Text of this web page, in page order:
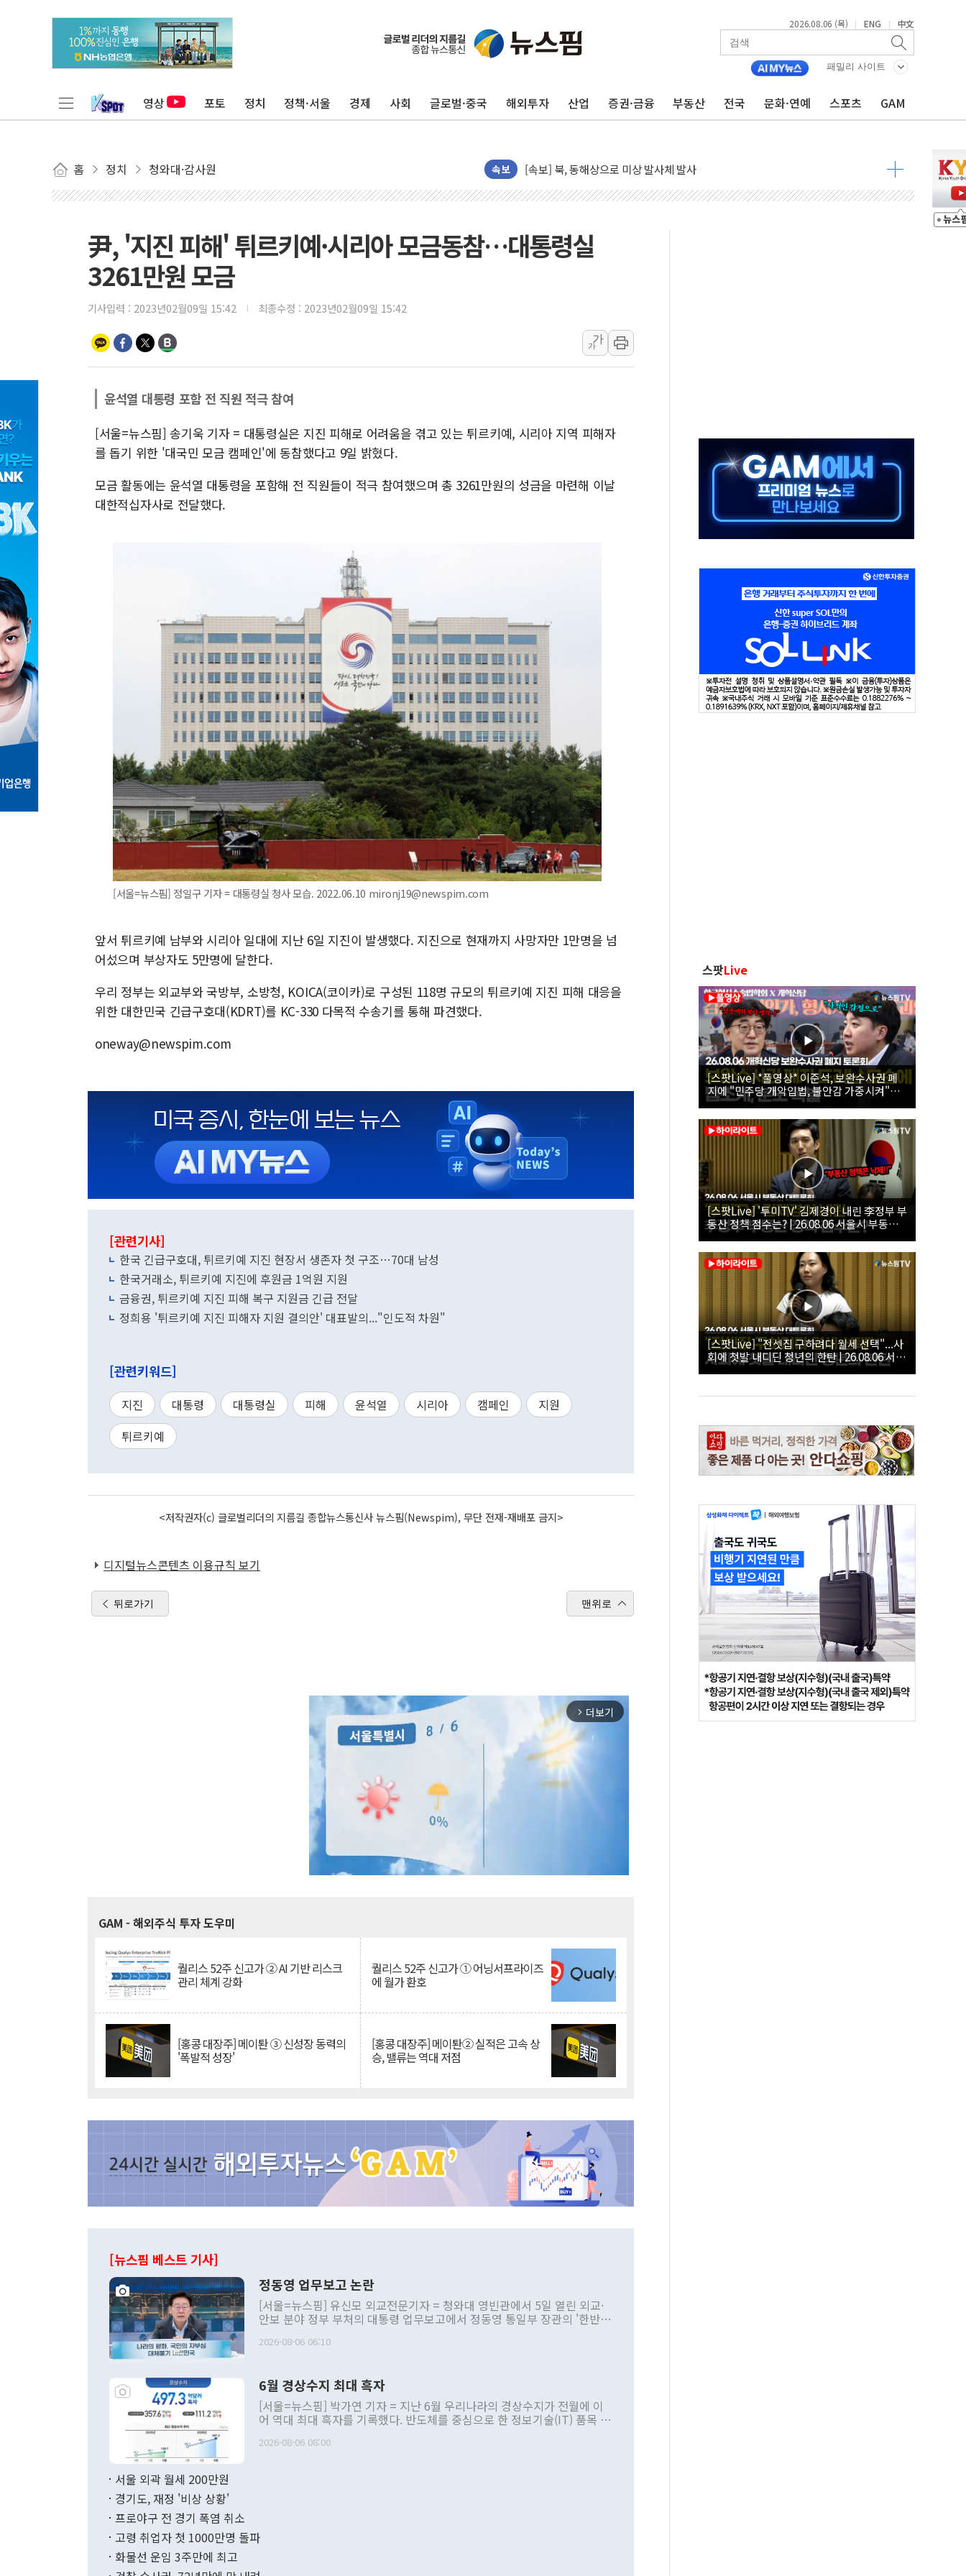
2026.08.06 (목) | ENG | 中文
패밀리 사이트
영상 포토 정치 정책·서울 경제 사회 글로벌·중국 해외투자 산업 증권·금융 부동산 전국 문화·연예 스포츠 GAM
홈 정치 청와대·감사원 속보
[종합] 특검, '양평' 원희룡 2차 조사…'당정대 회의' 한동훈·방기선 수사도 속도
[내일날씨] 절기상 '입추'에 폭염 절정…서울 한낮 39도
개혁신당 "민주, '盧 수사' 악연으로 형사사법 틀 바꿔…국민 불안감 가중"
CJ온스타일, 2분기 영업익 260억원…전년 比 21.2%↑
[속보] 북, 동해상으로 미상 발사체 발사
[IPO] 니어스랩 "피지컬 AI 자율비행 기술로 글로벌 방산 시장 공략"
李대통령 "청소년 SNS 제한, 형평성·여론 고려해야…충분한 사회적 논의 주문"
배틀그라운드 모바일 월드컵 파리서 개막
청와대 "내일 부동산 점검 2차 회의"…주택 공급 방안 논의한다
尹, '지진 피해' 튀르키예·시리아 모금동참…대통령실
3261만원 모금
기사입력 : 2023년02월09일 15:42 최종수정 : 2023년02월09일 15:42
가
가
윤석열 대통령 포함 전 직원 적극 참여
[서울=뉴스핌] 송기욱 기자 = 대통령실은 지진 피해로 어려움을 겪고 있는 튀르키예, 시리아 지역 피해자
를 돕기 위한 '대국민 모금 캠페인'에 동참했다고 9일 밝혔다.
모금 활동에는 윤석열 대통령을 포함해 전 직원들이 적극 참여했으며 총 3261만원의 성금을 마련해 이날
대한적십자사로 전달했다.
[서울=뉴스핌] 정일구 기자 = 대통령실 청사 모습. 2022.06.10 mironj19@newspim.com
앞서 튀르키예 남부와 시리아 일대에 지난 6일 지진이 발생했다. 지진으로 현재까지 사망자만 1만명을 넘
어섰으며 부상자도 5만명에 달한다.
우리 정부는 외교부와 국방부, 소방청, KOICA(코이카)로 구성된 118명 규모의 튀르키예 지진 피해 대응을
위한 대한민국 긴급구호대(KDRT)를 KC-330 다목적 수송기를 통해 파견했다.
oneway@newspim.com
[관련기사]
한국 긴급구호대, 튀르키예 지진 현장서 생존자 첫 구조…70대 남성
한국거래소, 튀르키예 지진에 후원금 1억원 지원
금융권, 튀르키예 지진 피해 복구 지원금 긴급 전달
정희용 '튀르키예 지진 피해자 지원 결의안' 대표발의..."인도적 차원"
[관련키워드]
지진 대통령 대통령실 피해 윤석열 시리아 캠페인
지원
튀르키예
<저작권자(c) 글로벌리더의 지름길 종합뉴스통신사 뉴스핌(Newspim), 무단 전재-재배포 금지>
디지털뉴스콘텐츠 이용규칙 보기
뒤로가기 맨위로
arrow_forward_ios 더보기
GAM - 해외주식 투자 도우미
퀄리스 52주 신고가 ② AI 기반 리스크
관리 체계 강화
퀄리스 52주 신고가 ① 어닝서프라이즈
에 월가 환호
[홍콩 대장주] 메이퇀 ③ 신성장 동력의
'폭발적 성장'
[홍콩 대장주] 메이퇀② 실적은 고속 상
승, 밸류는 역대 저점
[뉴스핌 베스트 기사]
정동영 업무보고 논란
[서울=뉴스핌] 유신모 외교전문기자 = 청와대 영빈관에서 5일 열린 외교·
안보 분야 정부 부처의 대통령 업무보고에서 정동영 통일부 장관의 '한반도
발언 중에는 정부 내 조율을 거치지 않은 사안을 정책으로 추진하겠다고 공
주의적 희망에 근거한 비현실적 구상'이라는 비판을 내놨다. 그동안 정 장
관의 대북 정책 관련 발언이 물의를 빚은 적은 여러 번 있지만 대통령과 유
관 부처 장관이 공개적으로 부정적 입장을 표명한 것은 이례적이다. 정 장
관의 무리한 대북 접근법과 월권을 제어해야 한다는 목소리도 높아지고 있
다. [정동영 통일부 장관이 지난달 23일 오후 서울 종로구 정부서울청사에
무너졌다고도 했다. 또 "현 시점에서 흘러간 선(先)비핵화만 되뇌는 것은
2026-08-06 06:10
6월 경상수지 최대 흑자
[서울=뉴스핌] 박가연 기자 = 지난 6월 우리나라의 경상수지가 전월에 이
어 역대 최대 흑자를 기록했다. 반도체를 중심으로 한 정보기술(IT) 품목 수
료=한국은행] 한국은행이 6일 발표한 '2026년 6월 국제수지(잠정)'에 따르
며 월간 기준 처음으로 1000억달러를 넘어섰다. 상품수입은 644억8000만
196.9% 급증했고 컴퓨터·주변기기(SSD)는 282.7% 증가했다. IT 품목
2026-08-06 08:00
서울 외곽 월세 200만원
경기도, 재정 '비상 상황'
프로야구 전 경기 폭염 취소
고령 취업자 첫 1000만명 돌파
화물선 운임 3주만에 최고
스팟Live
[스팟Live] *풀영상* 이준석, 보완수사권 폐
지에 "민주당 개악입법, 불안감 가중시켜"｜
26.08.06 개혁신당 보완수사권 폐지 토론회
[스팟Live] '투미TV' 김제경이 내린 李정부 부
동산 정책 점수는? | 26.08.06 서울시 부동산
대토론회
[스팟Live] "전셋집 구하려다 월세 선택"...사
회에 첫발 내디딘 청년의 한탄 | 26.08.06 서울
시 부동산 대토론회